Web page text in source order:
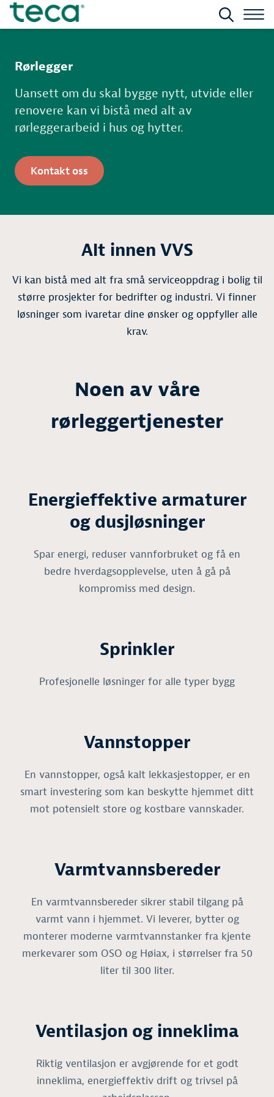
Rørlegger
Uansett om du skal bygge nytt, utvide eller
renovere kan vi bistå med alt av
rørleggerarbeid i hus og hytter.
Kontakt oss
Alt innen VVS
Vi kan bistå med alt fra små serviceoppdrag i bolig til
større prosjekter for bedrifter og industri. Vi finner
løsninger som ivaretar dine ønsker og oppfyller alle
krav.
Noen av våre
rørleggertjenester
Energieffektive armaturer
og dusjløsninger
Spar energi, reduser vannforbruket og få en
bedre hverdagsopplevelse, uten å gå på
kompromiss med design.
Sprinkler
Profesjonelle løsninger for alle typer bygg
Vannstopper
En vannstopper, også kalt lekkasjestopper, er en
smart investering som kan beskytte hjemmet ditt
mot potensielt store og kostbare vannskader.
Varmtvannsbereder
En varmtvannsbereder sikrer stabil tilgang på
varmt vann i hjemmet. Vi leverer, bytter og
monterer moderne varmtvannstanker fra kjente
merkevarer som OSO og Høiax, i størrelser fra 50
liter til 300 liter.
Ventilasjon og inneklima
Riktig ventilasjon er avgjørende for et godt
inneklima, energieffektiv drift og trivsel på